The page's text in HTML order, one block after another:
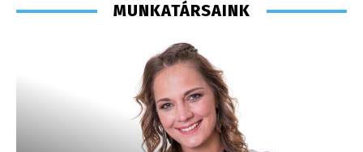
MUNKATÁRSAINK